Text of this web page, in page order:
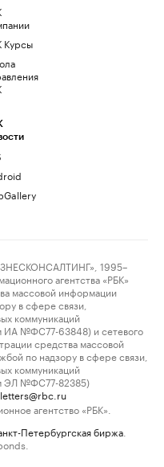
Курсы
1995–
агентства «РБК»
массовой информации
в сфере связи,
коммуникаций
ИА №ФС77-63848) и сетевого
средства массовой
по надзору в сфере связи,
коммуникаций
ЭЛ №ФС77-82385)
letters@rbc.ru
агентство «РБК».
Петербургская биржа